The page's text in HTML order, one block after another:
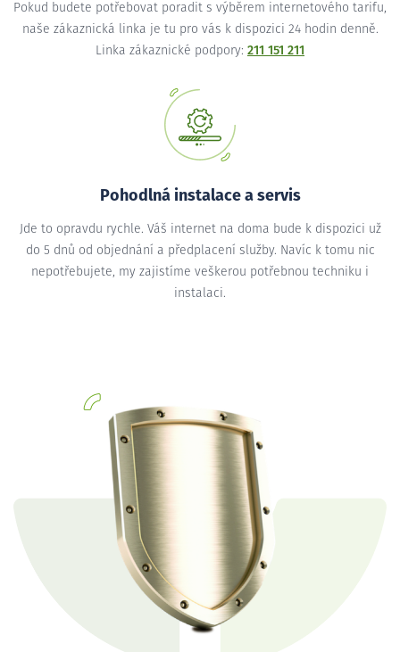
Pokud budete potřebovat poradit s výběrem internetového tarifu,
naše zákaznická linka je tu pro vás k dispozici 24 hodin denně.
Linka zákaznické podpory: 211 151 211
Pohodlná instalace a servis
Jde to opravdu rychle. Váš internet na doma bude k dispozici už
do 5 dnů od objednání a předplacení služby. Navíc k tomu nic
nepotřebujete, my zajistíme veškerou potřebnou techniku i
instalaci.